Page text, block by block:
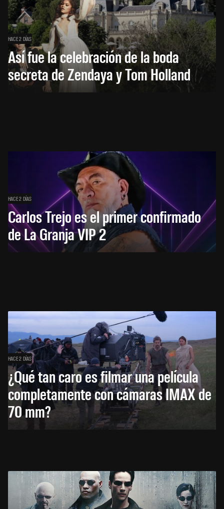
HACE 2 DÍAS
Así fue la celebración de la boda
secreta de Zendaya y Tom Holland
HACE 2 DÍAS
Carlos Trejo es el primer confirmado
de La Granja VIP 2
HACE 2 DÍAS
¿Qué tan caro es filmar una película
completamente con cámaras IMAX de
70 mm?